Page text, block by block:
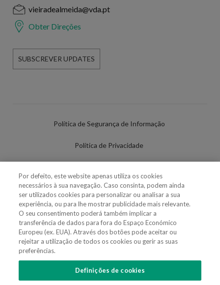
vieiradealmeida@vda.pt
Obter Direções
SUBSCREVER UPDATES
Política de Segurança de Informação
Política de Privacidade
Política de Cookies
Definições de cookies
Uso Fraudulento Nome/Marca
SIGA-NOS
Por defeito, este website apenas utiliza os cookies
necessários à sua navegação. Caso consinta, podem ainda
ser utilizados cookies para personalizar ou analisar a sua
experiência, ou para lhe mostrar publicidade mais relevante.
O seu consentimento poderá também implicar a
transferência de dados para fora do Espaço Económico
Europeu (ex. EUA). Através dos botões pode aceitar ou
rejeitar a utilização de todos os cookies ou gerir as suas
preferências.
Definições de cookies